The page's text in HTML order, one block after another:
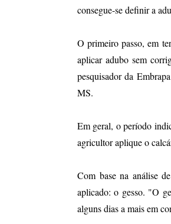
consegue-se definir a
O primeiro passo, em
aplicar adubo sem
pesquisador da
MS.
Em geral, o período
agricultor aplique o
Com base na análise
aplicado: o gesso. "O
alguns dias a mais em